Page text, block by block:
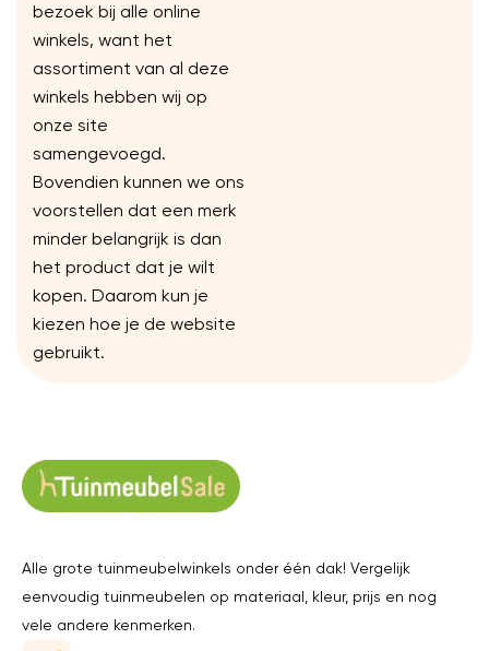
bezoek bij alle online
winkels, want het
assortiment van al deze
winkels hebben wij op
onze site
samengevoegd.
Bovendien kunnen we ons
voorstellen dat een merk
minder belangrijk is dan
het product dat je wilt
kopen. Daarom kun je
kiezen hoe je de website
gebruikt.
Alle grote tuinmeubelwinkels onder één dak! Vergelijk
eenvoudig tuinmeubelen op materiaal, kleur, prijs en nog
vele andere kenmerken.